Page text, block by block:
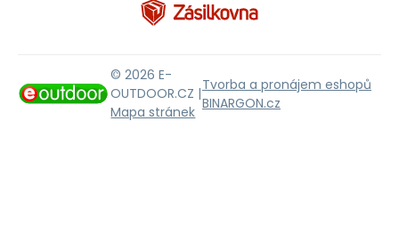
© 2026 E-
OUTDOOR.CZ |
Mapa stránek
Tvorba a pronájem eshopů
BINARGON.cz